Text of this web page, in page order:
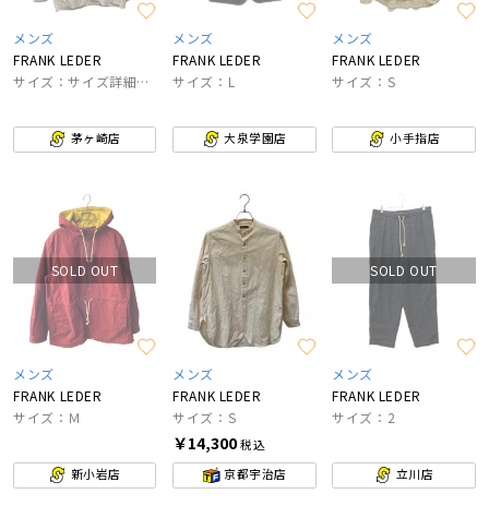
メンズ
FRANK LEDER
サイズ：サイズ詳細参照
茅ヶ崎店
メンズ
FRANK LEDER
サイズ：L
大泉学園店
メンズ
FRANK LEDER
サイズ：S
小手指店
SOLD OUT
メンズ
FRANK LEDER
サイズ：Ｍ
新小岩店
メンズ
FRANK LEDER
サイズ：S
￥14,300税込
京都宇治店
SOLD OUT
メンズ
FRANK LEDER
サイズ：2
立川店